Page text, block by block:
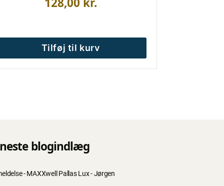
Tilføj til kurv
blogindlæg
- MAXXwell Pallas Lux - Jørgen